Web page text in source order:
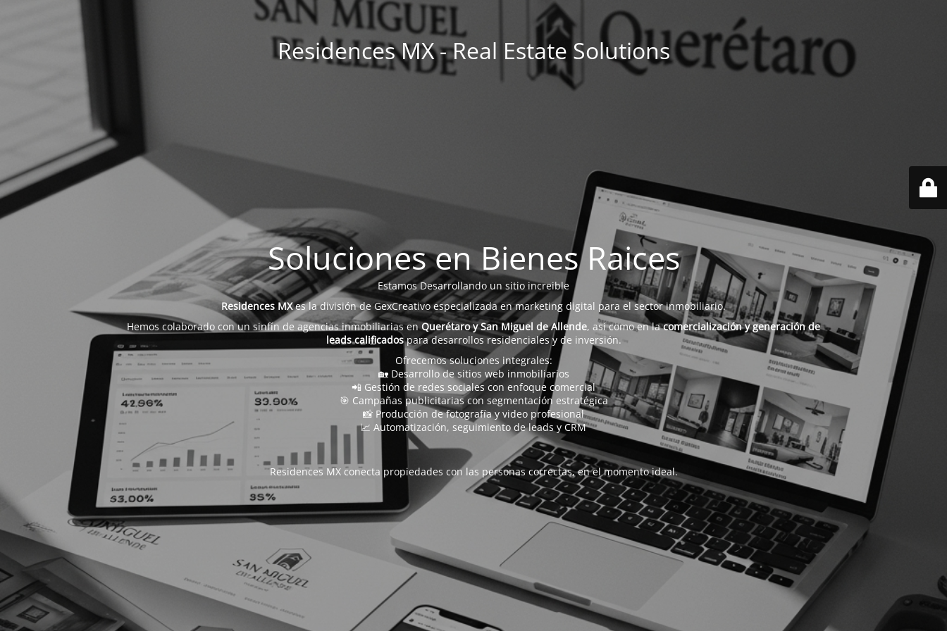
Residences MX - Real Estate Solutions
Soluciones en Bienes Raices
Estamos Desarrollando un sitio increible
Residences MXes la división de GexCreativo especializada en marketing digital para el sector inmobiliario.
Hemos colaborado con un sinfín de agencias inmobiliarias enQuerétaro y San Miguel de Allende, así como en lacomercialización y generación de
leads calificadospara desarrollos residenciales y de inversión.
Ofrecemos soluciones integrales:
🏡 Desarrollo de sitios web inmobiliarios
📲 Gestión de redes sociales con enfoque comercial
🎯 Campañas publicitarias con segmentación estratégica
📸 Producción de fotografía y video profesional
📈 Automatización, seguimiento de leads y CRM
Residences MX conecta propiedades con las personas correctas, en el momento ideal.